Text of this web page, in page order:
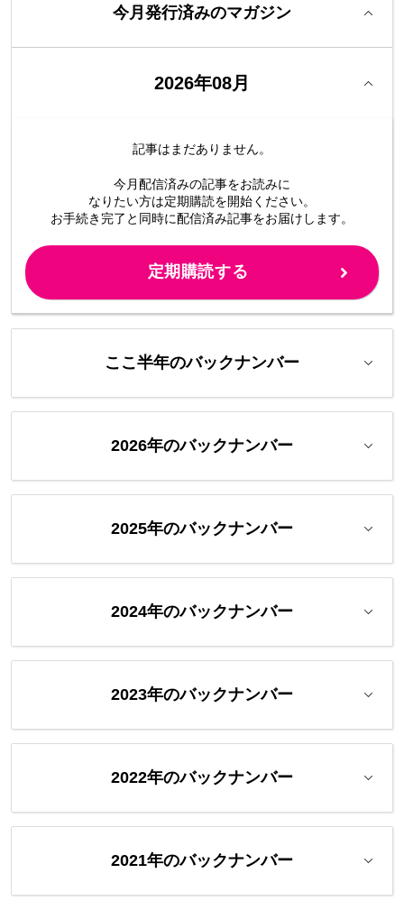
今月発行済みのマガジン
2026年08月
記事はまだありません。
今月配信済みの記事をお読みに
なりたい方は定期購読を開始ください。
お手続き完了と同時に配信済み記事をお届けします。
定期購読する
ここ半年のバックナンバー
2026年のバックナンバー
2025年のバックナンバー
2024年のバックナンバー
2023年のバックナンバー
2022年のバックナンバー
2021年のバックナンバー